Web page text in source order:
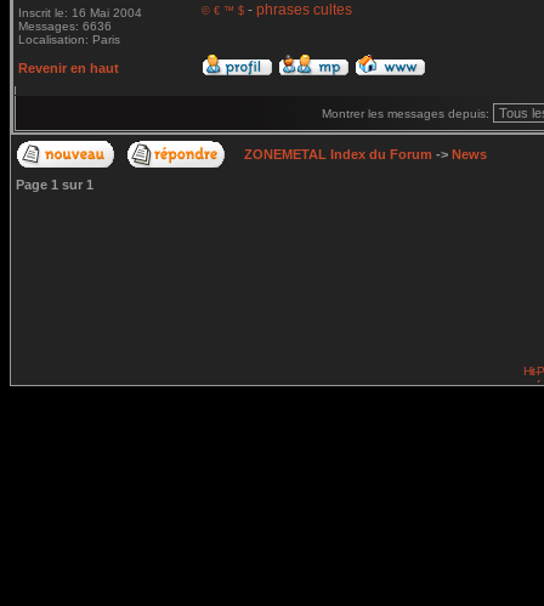
Inscrit le: 16 Mai 2004
Messages: 6636
Localisation: Paris
© € ™ $ - phrases cultes
Revenir en haut
Montrer les messages depuis:
ZONEMETAL Index du Forum -> News
Page 1 sur 1